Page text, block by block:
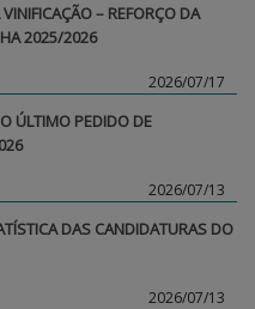
– REFORÇO DA
2025/2026
2026/07/17
ÚLTIMO PEDIDO DE
2026/07/13
DAS CANDIDATURAS DO
2026/07/13